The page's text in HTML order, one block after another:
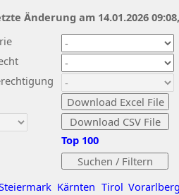
Kärnten Tirol Vorarlberg
Top 100
Änderung am 14.01.2026